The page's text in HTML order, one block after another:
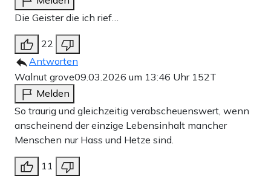
Die Geister die ich rief…
22
Antworten
Walnut grove09.03.2026 um 13:46 Uhr 152T
Melden
So traurig und gleichzeitig verabscheuenswert, wenn
anscheinend der einzige Lebensinhalt mancher
Menschen nur Hass und Hetze sind.
11